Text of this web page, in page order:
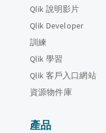
Qlik 說明影片
Qlik Developer
訓練
Qlik 學習
Qlik 客戶入口網站
資源物件庫
產品